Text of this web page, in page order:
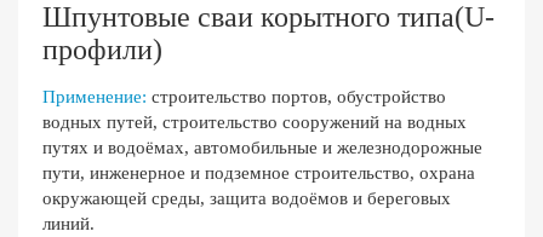
Шпунтовые сваи корытного типа(U-
профили)
Применение: строительство портов, обустройство
водных путей, строительство сооружений на водных
путях и водоёмах, автомобильные и железнодорожные
пути, инженерное и подземное строительство, охрана
окружающей среды, защита водоёмов и береговых
линий.